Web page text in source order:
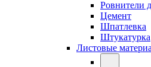
Ровнители
Цемент
Шпатлевка
Штукатурка
Листовые